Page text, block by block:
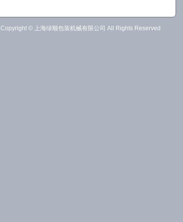
Copyright © 上海绿顺包装机械有限公司 All Rights Reserved